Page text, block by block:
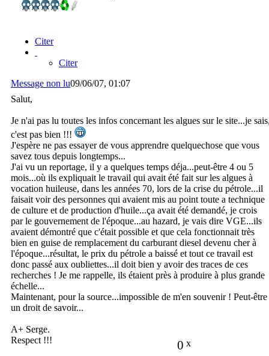
Citer
Citer
Message non lu09/06/07, 01:07
Salut,
Je n'ai pas lu toutes les infos concernant les algues sur le site...je
c'est pas bien !!!
J'espère ne pas essayer de vous apprendre quelquechose que vous
savez tous depuis longtemps...
J'ai vu un reportage, il y a quelques temps déja...peut-être 4 ou 5
mois...où ils expliquait le travail qui avait été fait sur les algues à
vocation huileuse, dans les années 70, lors de la crise du pétrole...il
faisait voir des personnes qui avaient mis au point toute a technique
de culture et de production d'huile...ça avait été demandé, je crois
par le gouvernement de l'époque...au hazard, je vais dire VGE...ils
avaient démontré que c'était possible et que cela fonctionnait très
bien en guise de remplacement du carburant diesel devenu cher à
l'époque...résultat, le prix du pétrole a baissé et tout ce travail est
donc passé aux oubliettes...il doit bien y avoir des traces de ces
recherches ! Je me rappelle, ils étaient près à produire à plus grande
échelle...
Maintenant, pour la source...impossible de m'en souvenir ! Peut-être
un droit de savoir...
A+ Serge.
0 x
Respect !!!